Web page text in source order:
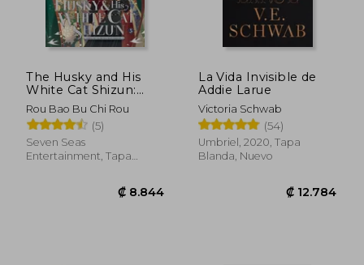
₡ 13.742
The Husky and His
White Cat Shizun:
Erha He Ta de Bai
Mao Shizun (Novel)
Vol. 5 (en Inglés)
Rou Bao Bu Chi Rou
(5)
Seven Seas
Entertainment, Tapa
La Vida Invisible de
Addie Larue
Victoria Schwab
(54)
Umbriel, 2020, Tapa
Blanda, Nuevo